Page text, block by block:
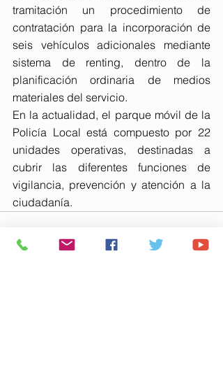
tramitación un procedimiento de
contratación para la incorporación de
seis vehículos adicionales mediante
sistema de renting, dentro de la
planificación ordinaria de medios
materiales del servicio.
En la actualidad, el parque móvil de la
Policía Local está compuesto por 22
unidades operativas, destinadas a
cubrir las diferentes funciones de
vigilancia, prevención y atención a la
ciudadanía.